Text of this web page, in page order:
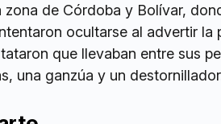
zona de Córdoba y Bolívar,
ocultarse al advertir la
que llevaban entre sus
una ganzúa y un